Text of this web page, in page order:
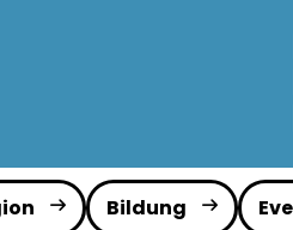
Bildung